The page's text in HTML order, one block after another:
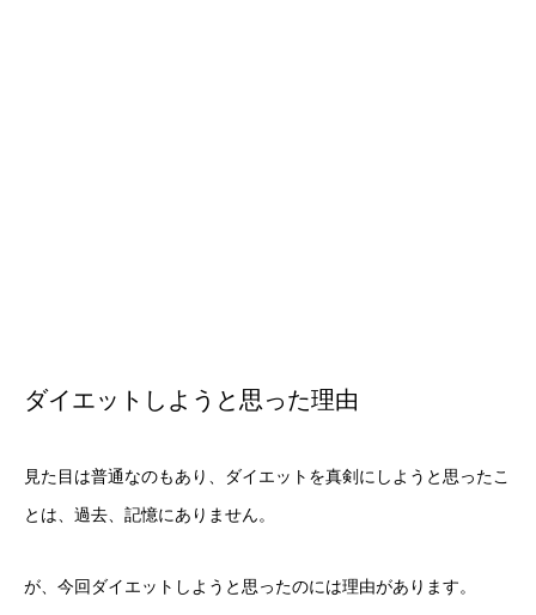
ダイエットしようと思った理由
見た目は普通なのもあり、ダイエットを真剣にしようと思ったこ
とは、過去、記憶にありません。
が、今回ダイエットしようと思ったのには理由があります。